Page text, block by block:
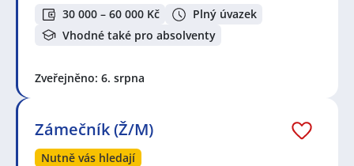
30 000 – 60 000 Kč
Plný úvazek
Vhodné také pro absolventy
Zveřejněno: 6. srpna
Zámečník (Ž/M)
Nutně vás hledají